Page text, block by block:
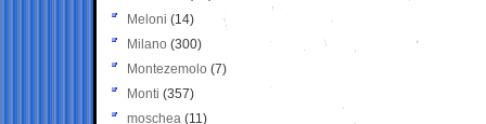
Meloni (14)
Milano (300)
Montezemolo (7)
Monti (357)
moschea (11)